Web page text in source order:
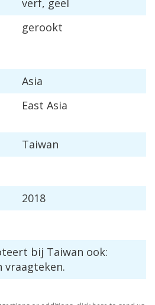
gerookt
Asia
East Asia
Taiwan
2018
bij Taiwan ook:
vraagteken.